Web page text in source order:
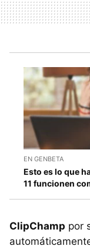
EN GENBETA
Esto es lo que
11 funcionen
ClipChamp por